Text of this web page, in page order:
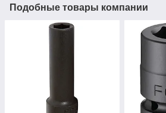
Подобные товары компании